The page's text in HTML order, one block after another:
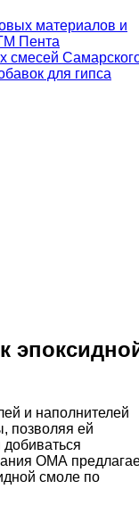
и наполнителей
позволяя ей
ОМА
смоле по